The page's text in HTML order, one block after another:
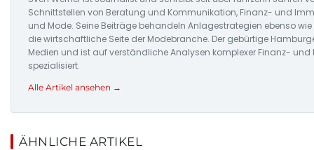
Schnittstellen von Beratung und Kommunikation, Finanz- und
und Mode. Seine Beiträge behandeln Anlagestrategien ebenso
die wirtschaftliche Seite der Modebranche. Der gebürtige
Medien und ist auf verständliche Analysen komplexer Finanz-
spezialisiert.
Alle Artikel ansehen →
ÄHNLICHE ARTIKEL